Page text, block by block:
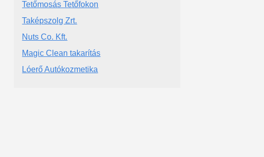
Tetőmosás Tetőfokon
Taképszolg Zrt.
Nuts Co. Kft.
Magic Clean takarítás
Lóerő Autókozmetika